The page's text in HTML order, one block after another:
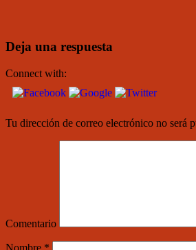
Deja una respuesta
Connect with:
Tu dirección de correo electrónico no será
Comentario
Nombre *